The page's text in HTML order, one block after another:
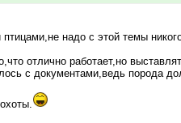
надо с этой темы
отлично работает,но
с документами,ведь порода